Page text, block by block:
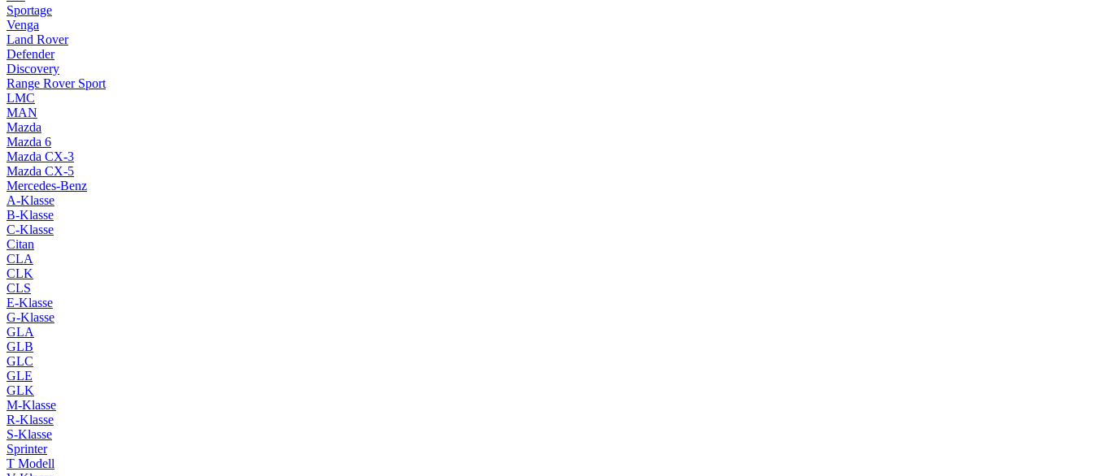
Sportage
Venga
Land Rover
Defender
Discovery
Range Rover Sport
LMC
MAN
Mazda
Mazda 6
Mazda CX-3
Mazda CX-5
Mercedes-Benz
A-Klasse
B-Klasse
C-Klasse
Citan
CLA
CLK
CLS
E-Klasse
G-Klasse
GLA
GLB
GLC
GLE
GLK
M-Klasse
R-Klasse
S-Klasse
Sprinter
T Modell